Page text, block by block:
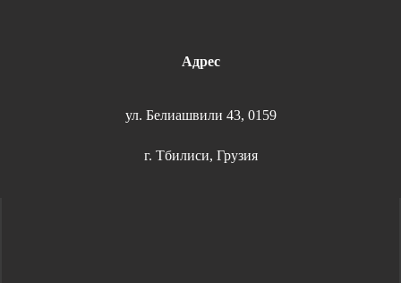
Адрес
ул. Белиашвили 43, 0159
г. Тбилиси, Грузия